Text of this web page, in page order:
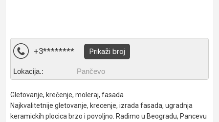
+3******** Prikaži broj
Lokacija.: Pančevo
Gletovanje, krečenje, moleraj, fasada
Najkvalitetnije gletovanje, krecenje, izrada fasada, ugradnja
keramickih plocica brzo i povoljno. Radimo u Beogradu, Pancevu